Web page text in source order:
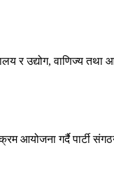
र उद्योग, वाणिज्य तथा
आयोजना गर्दै पार्टी